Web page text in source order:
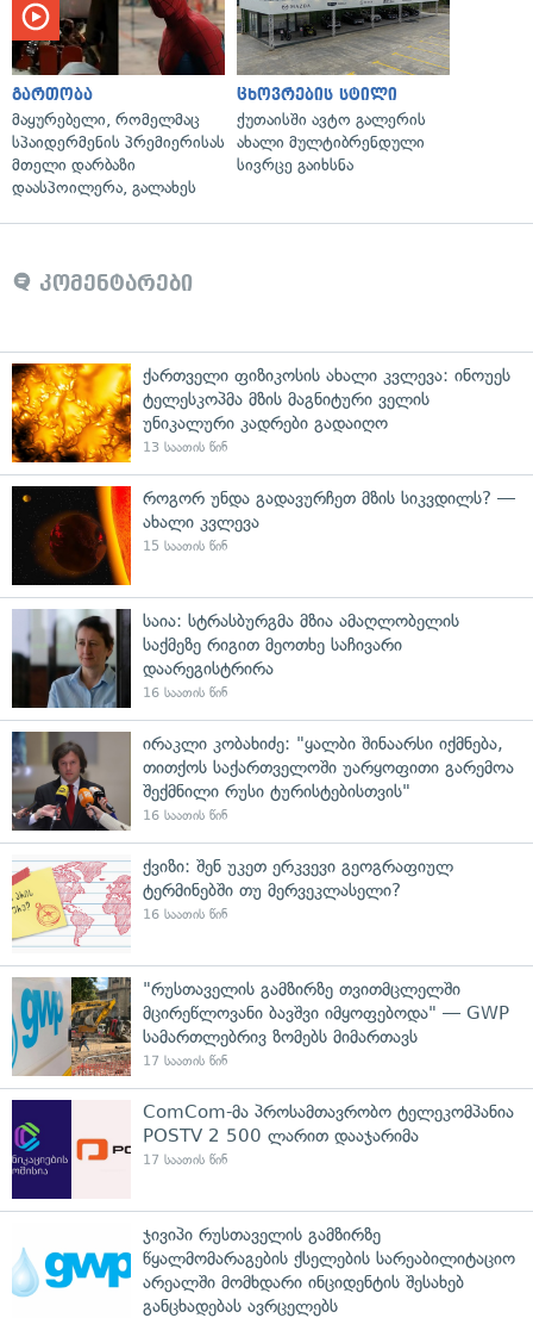
გართობა
მაყურებელი, რომელმაც
სპაიდერმენის პრემიერისას
მთელი დარბაზი
დაასპოილერა, გალახეს
ცხოვრების სტილი
ქუთაისში ავტო გალერის
ახალი მულტიბრენდული
სივრცე გაიხსნა
კომენტარები
ქართველი ფიზიკოსის ახალი კვლევა: ინოუეს
ტელესკოპმა მზის მაგნიტური ველის
უნიკალური კადრები გადაიღო
13 საათის წინ
როგორ უნდა გადავურჩეთ მზის სიკვდილს? —
ახალი კვლევა
15 საათის წინ
საია: სტრასბურგმა მზია ამაღლობელის
საქმეზე რიგით მეოთხე საჩივარი
დაარეგისტრირა
16 საათის წინ
ირაკლი კობახიძე: "ყალბი შინაარსი იქმნება,
თითქოს საქართველოში უარყოფითი გარემოა
შექმნილი რუსი ტურისტებისთვის"
16 საათის წინ
ქვიზი: შენ უკეთ ერკვევი გეოგრაფიულ
ტერმინებში თუ მერვეკლასელი?
16 საათის წინ
"რუსთაველის გამზირზე თვითმცლელში
მცირეწლოვანი ბავშვი იმყოფებოდა" — GWP
სამართლებრივ ზომებს მიმართავს
17 საათის წინ
ComCom-მა პროსამთავრობო ტელეკომპანია
POSTV 2 500 ლარით დააჯარიმა
17 საათის წინ
ჯივიპი რუსთაველის გამზირზე
წყალმომარაგების ქსელების სარეაბილიტაციო
არეალში მომხდარი ინციდენტის შესახებ
განცხადებას ავრცელებს